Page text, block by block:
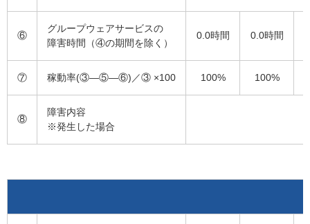
⑥
グループウェアサービスの
障害時間（④の期間を除く）
0.0時間 0.0時間
⑦ 稼動率(③―⑤―⑥)／③ ×100 100% 100%
⑧
障害内容
※発生した場合